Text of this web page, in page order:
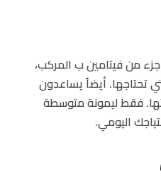
جزء من فيتامين ب المركب،
تحتاجها. أيضاً يساعدون
فقط ليمونة متوسطة
اليومي.